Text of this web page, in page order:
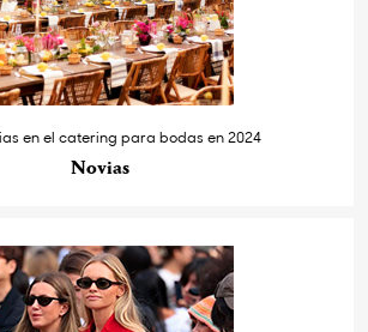
en el catering para bodas en 2024
Novias